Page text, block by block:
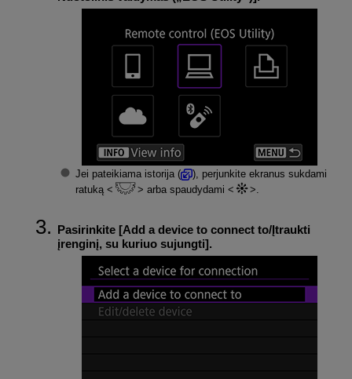
Jei pateikiama istorija (
), perjunkite ekranus sukdami
ratuką
arba spaudydami .
Pasirinkite [Add a device to connect to/Įtraukti
įrenginį, su kuriuo sujungti].